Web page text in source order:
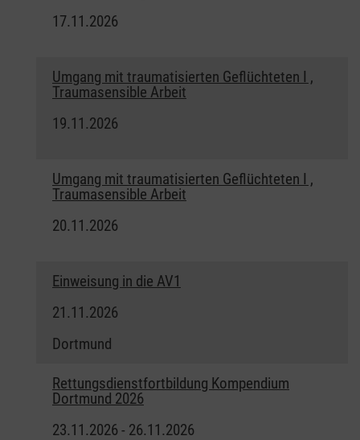
17.11.2026
Umgang mit traumatisierten Geflüchteten I ,
Traumasensible Arbeit
19.11.2026
Umgang mit traumatisierten Geflüchteten I ,
Traumasensible Arbeit
20.11.2026
Einweisung in die AV1
21.11.2026
Dortmund
Rettungsdienstfortbildung Kompendium
Dortmund 2026
23.11.2026 - 26.11.2026